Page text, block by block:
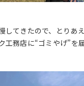
してきたので、とりあ
工務店に“ゴミやげ”を